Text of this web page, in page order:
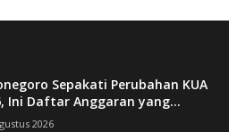
Sepakati Perubahan KUA
Ini Daftar Anggaran yang...
2026